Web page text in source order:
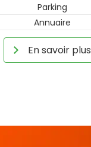
Parking
Annuaire
En savoir plus